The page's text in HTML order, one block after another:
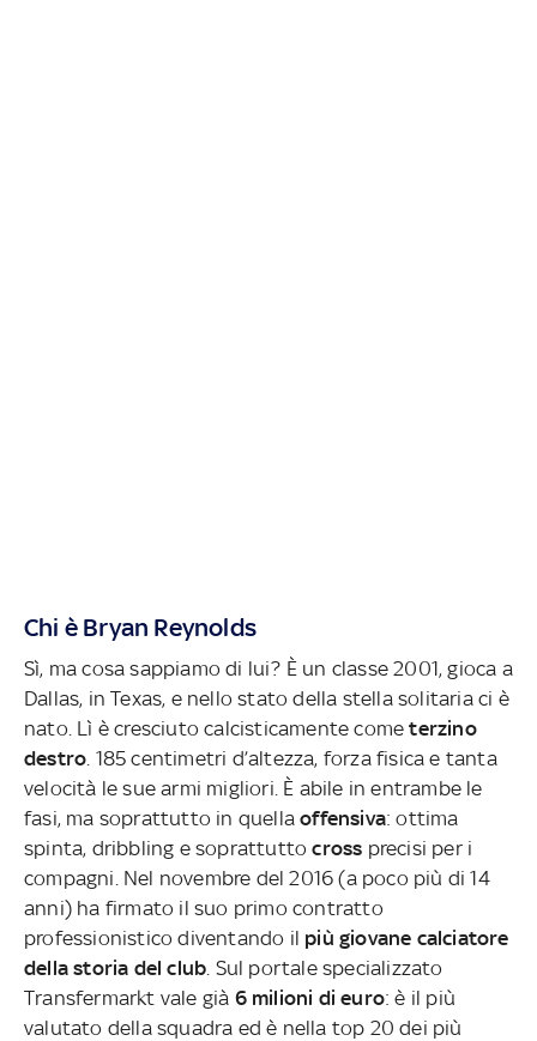
Chi è Bryan Reynolds
Sì, ma cosa sappiamo di lui? È un classe 2001, gioca a
Dallas, in Texas, e nello stato della stella solitaria ci è
nato. Lì è cresciuto calcisticamente cometerzino
destro . 185 centimetri d’altezza, forza fisica e tanta
velocità le sue armi migliori. È abile in entrambe le
fasi, ma soprattutto in quellaoffensiva: ottima
spinta, dribbling e soprattuttocross precisi per i
compagni. Nel novembre del 2016 (a poco più di 14
anni) ha firmato il suo primo contratto
professionistico diventando il più giovane calciatore
della storia del club . Sul portale specializzato
Transfermarkt vale già 6 milioni di euro: è il più
valutato della squadra ed è nella top 20 dei più